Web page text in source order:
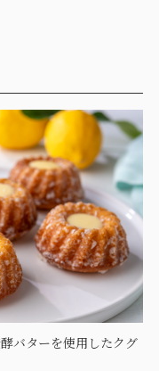
バターを使用したクグ